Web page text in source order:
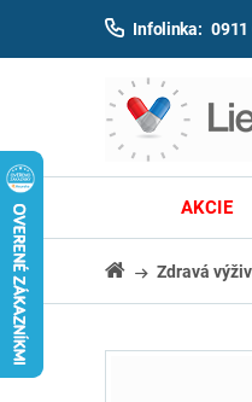
Infolinka: 0911
AKCIE
Zdravá